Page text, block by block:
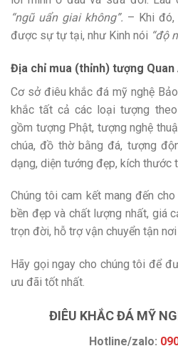
“ngũ uẩn giai không”. – Khi
được sự tự tại, như Kinh nói “độ
Địa chỉ mua (thỉnh) tượng
Cơ sở điêu khắc đá mỹ nghệ
khắc tất cả các loại tượng
gồm tượng Phật, tượng nghệ
chúa, đồ thờ bằng đá, tượng
dạng, diện tướng đẹp, kích thước
Chúng tôi cam kết mang đến
bền đẹp và chất lượng nhất, giá
trọn đời, hỗ trợ vận chuyển tận
Hãy gọi ngay cho chúng tôi để
ưu đãi tốt nhất.
ĐIÊU KHẮC ĐÁ MỸ
Hotline/zalo: